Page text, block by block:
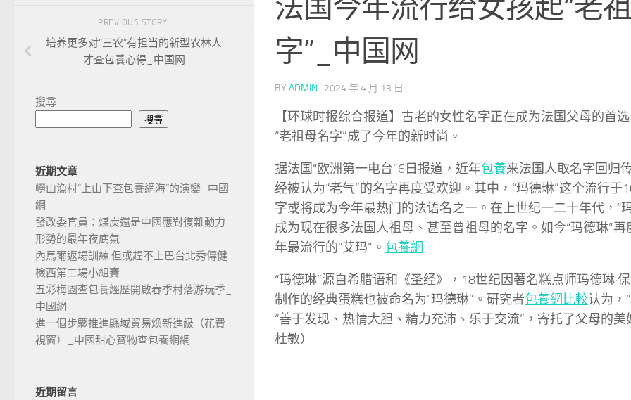
法国今年流行给女孩起“老
字”_中国网
BY ADMIN · 2024 年 4 月 13 日
【环球时报综合报道】古老的女性名字正在成为法国父母的首
“老祖母名字”成了今年的新时尚。
据法国“欧洲第一电台”6日报道，近年包養来法国人取名字回归
经被认为“老气”的名字再度受欢迎。其中，“玛德琳”这个流行于
字或将成为今年最热门的法语名之一。在上世纪一二十年代，“
成为现在很多法国人祖母、甚至曾祖母的名字。如今“玛德琳”
年最流行的“艾玛”。 包養網
“玛德琳”源自希腊语和《圣经》，18世纪因著名糕点师玛德琳·
制作的经典蛋糕也被命名为“玛德琳”。研究者包養網比較认为，
“善于发现、热情大胆、精力充沛、乐于交流”，寄托了父母的美
杜敏）
PREVIOUS STORY
培养更多对“三农”有担当的新型农林人
才查包養心得_中国网
搜尋
搜尋
近期文章
嶗山漁村“上山下查包養網海”的演變_中國
網
發改委官員：煤炭還是中國應對復雜動力
形勢的最年夜底氣
內馬爾返場訓練 但或趕不上巴台北秀傳健
檢西第二場小組賽
五彩梅園查包養經歷開啟春季村落游玩季_
中國網
進一個步驟推進縣域貿易煥新進級（花費
視窗）_中國甜心寶物查包養網網
近期留言